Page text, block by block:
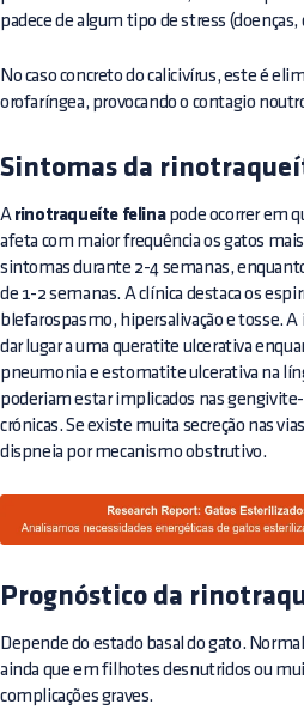
padece de algum tipo de stress (doenças,
No caso concreto do calicivírus, este é
orofaríngea, provocando o contagio
Sintomas da
A rinotraqueíte felinapode ocorrer em
afeta com maior frequência os gatos
sintomas durante 2-4 semanas,
de 1-2 semanas. A clínica destaca os
blefarospasmo, hipersalivação e tosse.
dar lugar a uma queratite ulcerativa
pneumonia e estomatite ulcerativa na
poderiam estar implicados nas
crónicas. Se existe muita secreção nas
dispneia por mecanismo obstrutivo.
Prognóstico da
Depende do estado basal do gato.
ainda que em filhotes desnutridos ou
complicações graves.